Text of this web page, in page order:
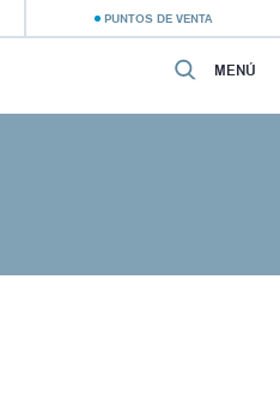
PUNTOS DE VENTA
MENÚ